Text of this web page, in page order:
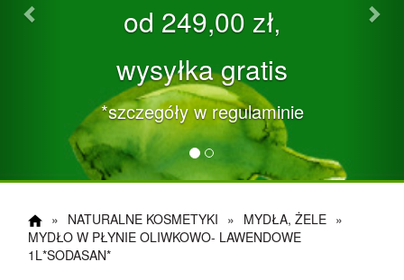
od 249,00 zł‚
wysyłka gratis
*szczegóły w regulaminie
Happy Hours
17 maja dodatkowe 5
» NATURALNE KOSMETYKI » MYDŁA, ŻELE »
MYDŁO W PŁYNIE OLIWKOWO- LAWENDOWE
1L*SODASAN*